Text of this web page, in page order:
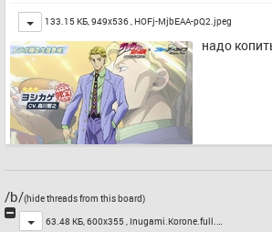
Toggle
133.15 КБ, 949x536 ,HOFj-MjbEAA-pQ2.jpeg
надо
/b/(hide threads from this board)
Toggle
63.48 КБ, 600x355 , Inugami.Korone.full.…